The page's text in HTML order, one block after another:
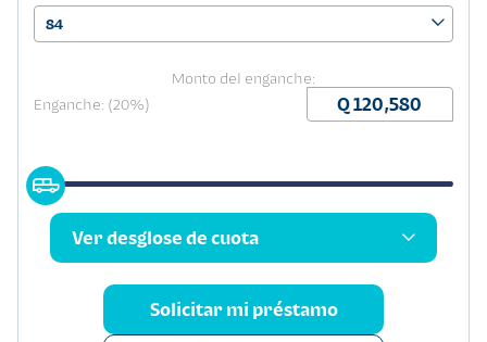
84
Monto del enganche:
Enganche: (20%)
Ver desglose de cuota
Solicitar mi préstamo